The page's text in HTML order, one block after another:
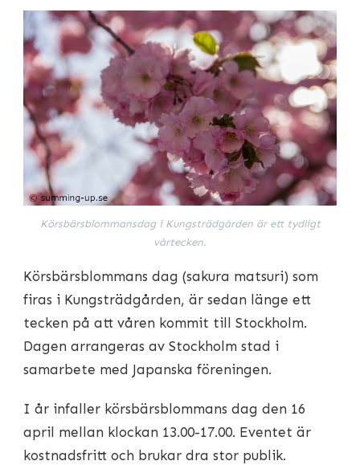
2016
Körsbärsblommansdag i Kungsträdgården är ett tydligt
vårtecken.
Körsbärsblommans dag (sakura matsuri) som
firas i Kungsträdgården, är sedan länge ett
tecken på att våren kommit till Stockholm.
Dagen arrangeras av Stockholm stad i
samarbete med Japanska föreningen.
I år infaller körsbärsblommans dag den 16
april mellan klockan 13.00-17.00. Eventet är
kostnadsfritt och brukar dra stor publik.